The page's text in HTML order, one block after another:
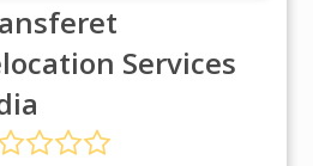
Services